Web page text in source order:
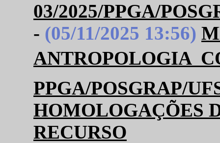
03/2025/PPGA/
- (05/11/2025 13:56)
ANTROPOLOGIA 
PPGA/POSGRAP/
HOMOLOGAÇÕES
RECURSO